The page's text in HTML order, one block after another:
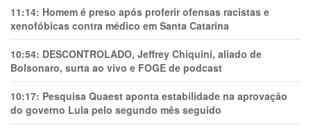
11:14: Homem é preso após proferir ofensas racistas e
xenofóbicas contra médico em Santa Catarina
10:54: DESCONTROLADO, Jeffrey Chiquini, aliado de
Bolsonaro, surta ao vivo e FOGE de podcast
10:17: Pesquisa Quaest aponta estabilidade na aprovação
do governo Lula pelo segundo mês seguido